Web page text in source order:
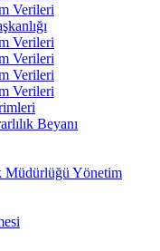
Verileri
Verileri
Verileri
Verileri
Verileri
Beyanı
Müdürlüğü Yönetim